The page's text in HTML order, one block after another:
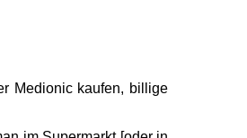
Medionic kaufen, billige